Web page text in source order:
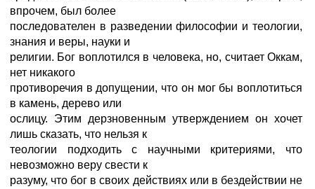
впрочем, был более
последователен в разведении философии и теологии,
знания и веры, науки и
религии. Бог воплотился в человека, но, считает Оккам,
нет никакого
противоречия в допущении, что он мог бы воплотиться
в камень, дерево или
ослицу. Этим дерзновенным утверждением он хочет
лишь сказать, что нельзя к
теологии подходить с научными критериями, что
невозможно веру свести к
разуму, что бог в своих действиях или в бездействии не